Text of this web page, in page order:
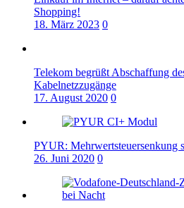
Shopping!
18. März 2023 0
Telekom begrüßt Abschaffung
Kabelnetzzugänge
17. August 2020 0
PYUR: Mehrwertsteuersenkung
26. Juni 2020 0